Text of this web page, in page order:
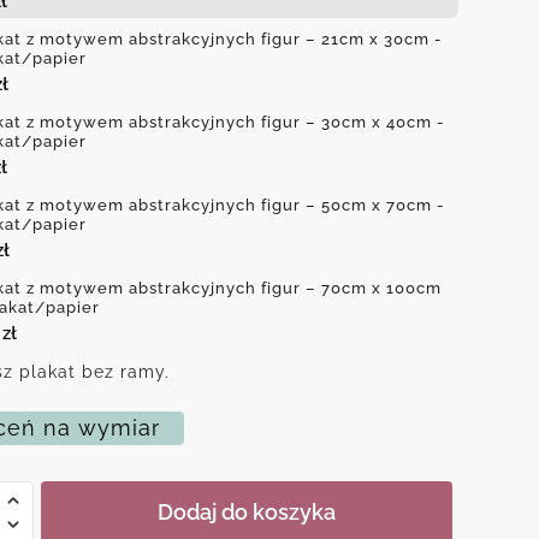
z motywem abstrakcyjnych figur – 21cm x 30cm -
papier
z motywem abstrakcyjnych figur – 30cm x 40cm -
papier
z motywem abstrakcyjnych figur – 50cm x 70cm -
papier
z motywem abstrakcyjnych figur – 70cm x 100cm
papier
zł
plakat bez ramy.
na wymiar
Dodaj do koszyka